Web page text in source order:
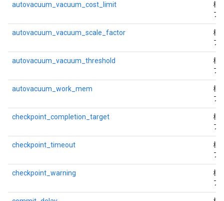
autovacuum_vacuum_cost_limit
標
フ
autovacuum_vacuum_scale_factor
標
フ
autovacuum_vacuum_threshold
標
フ
autovacuum_work_mem
標
フ
checkpoint_completion_target
標
フ
checkpoint_timeout
標
フ
checkpoint_warning
標
フ